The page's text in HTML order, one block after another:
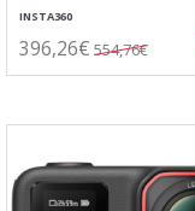
INSTA360
396,26€ 554,76€